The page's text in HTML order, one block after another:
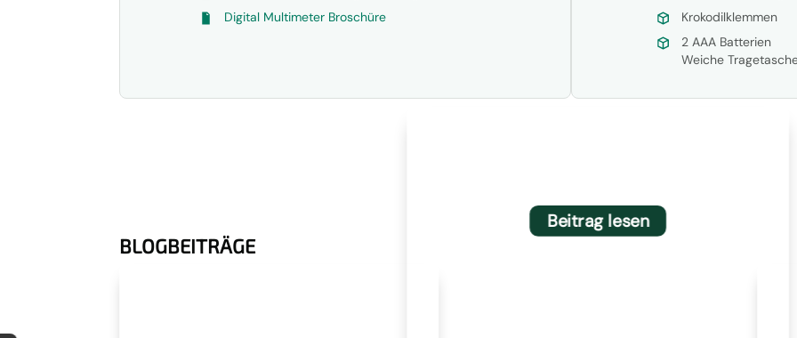
Digital Multimeter Broschüre
Krokodilklemmen
2 AAA Batterien
Weiche
BLOGBEITRÄGE
Beitrag lesen